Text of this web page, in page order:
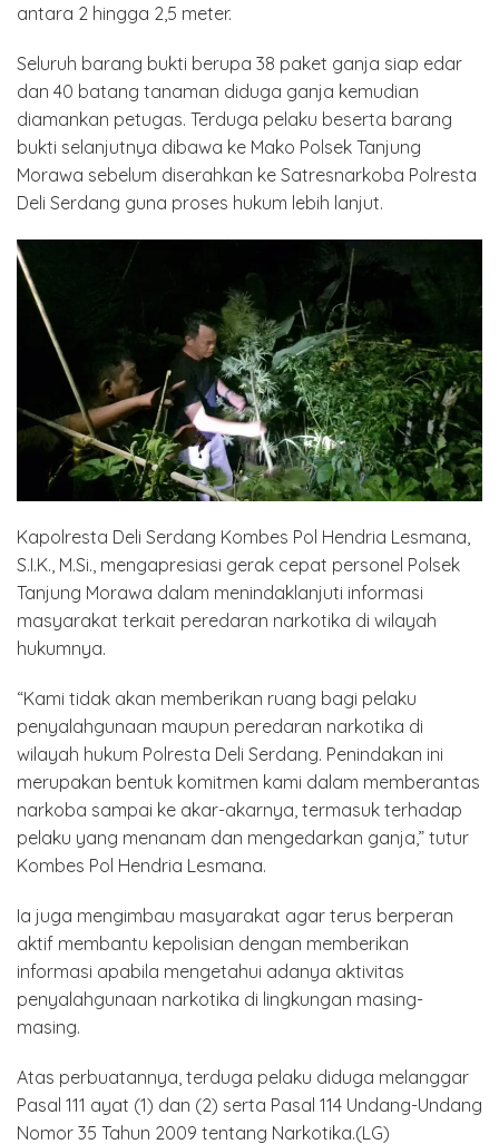
antara 2 hingga 2,5 meter.
Seluruh barang bukti berupa 38 paket ganja siap edar
dan 40 batang tanaman diduga ganja kemudian
diamankan petugas. Terduga pelaku beserta barang
bukti selanjutnya dibawa ke Mako Polsek Tanjung
Morawa sebelum diserahkan ke Satresnarkoba Polresta
Deli Serdang guna proses hukum lebih lanjut.
Kapolresta Deli Serdang Kombes Pol Hendria Lesmana,
S.I.K., M.Si., mengapresiasi gerak cepat personel Polsek
Tanjung Morawa dalam menindaklanjuti informasi
masyarakat terkait peredaran narkotika di wilayah
hukumnya.
“Kami tidak akan memberikan ruang bagi pelaku
penyalahgunaan maupun peredaran narkotika di
wilayah hukum Polresta Deli Serdang. Penindakan ini
merupakan bentuk komitmen kami dalam memberantas
narkoba sampai ke akar-akarnya, termasuk terhadap
pelaku yang menanam dan mengedarkan ganja,” tutur
Kombes Pol Hendria Lesmana.
Ia juga mengimbau masyarakat agar terus berperan
aktif membantu kepolisian dengan memberikan
informasi apabila mengetahui adanya aktivitas
penyalahgunaan narkotika di lingkungan masing-
masing.
Atas perbuatannya, terduga pelaku diduga melanggar
Pasal 111 ayat (1) dan (2) serta Pasal 114 Undang-Undang
Nomor 35 Tahun 2009 tentang Narkotika.(LG)